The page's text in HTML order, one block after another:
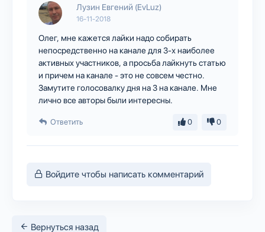
Лузин Евгений (EvLuz)
16-11-2018
Олег, мне кажется лайки надо собирать
непосредственно на канале для 3-х наиболее
активных участников, а просьба лайкнуть статью
и причем на канале - это не совсем честно.
Замутите голосовалку дня на 3 на канале. Мне
лично все авторы были интересны.
Ответить 0 0
Войдите чтобы написать комментарий
Вернуться назад